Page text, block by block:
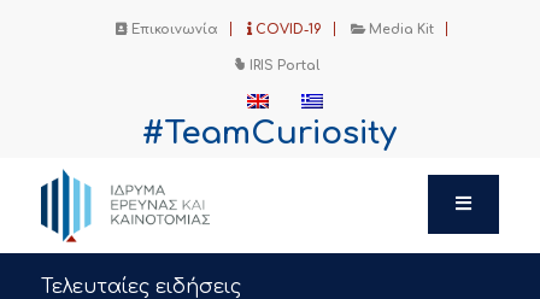
Επικοινωνία COVID-19 Media Kit
IRIS Portal
#TeamCuriosity
Τελευταίες ειδήσεις